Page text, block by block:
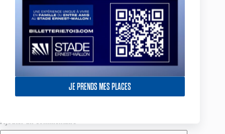
JE PRENDS MES PLACES
Ajouter un commentaire